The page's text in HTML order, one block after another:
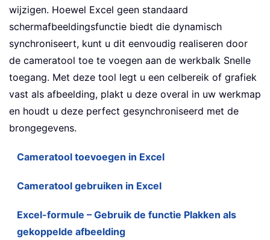
wijzigen. Hoewel Excel geen standaard
schermafbeeldingsfunctie biedt die dynamisch
synchroniseert, kunt u dit eenvoudig realiseren door
de cameratool toe te voegen aan de werkbalk Snelle
toegang. Met deze tool legt u een celbereik of grafiek
vast als afbeelding, plakt u deze overal in uw werkmap
en houdt u deze perfect gesynchroniseerd met de
brongegevens.
Cameratool toevoegen in Excel
Cameratool gebruiken in Excel
Excel-formule – Gebruik de functie Plakken als
gekoppelde afbeelding